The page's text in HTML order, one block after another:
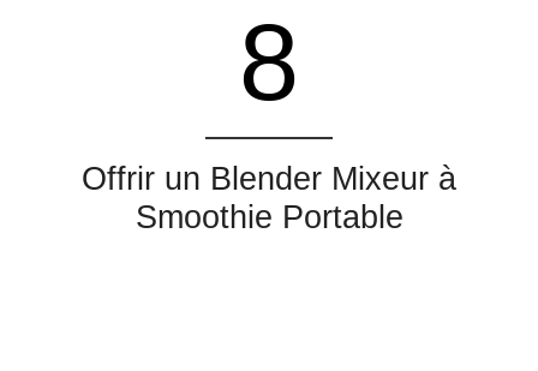
8
Offrir un Blender Mixeur à
Smoothie Portable